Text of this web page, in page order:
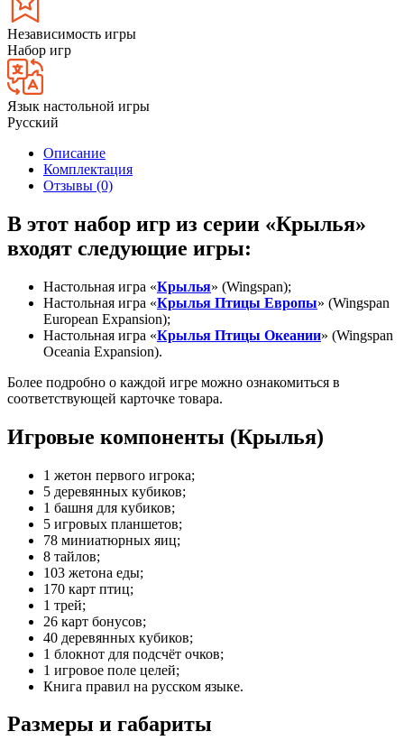
Независимость игры
Набор игр
Язык настольной игры
Русский
Описание
Комплектация
Отзывы (0)
В этот набор игр из серии «Крылья»
входят следующие игры:
Настольная игра «Крылья» (Wingspan);
Настольная игра «Крылья Птицы Европы» (Wingspan
European Expansion);
Настольная игра «Крылья Птицы Океании» (Wingspan
Oceania Expansion).
Более подробно о каждой игре можно ознакомиться в
соответствующей карточке товара.
Игровые компоненты (Крылья)
1 жетон первого игрока;
5 деревянных кубиков;
1 башня для кубиков;
5 игровых планшетов;
78 миниатюрных яиц;
8 тайлов;
103 жетона еды;
170 карт птиц;
1 трей;
26 карт бонусов;
40 деревянных кубиков;
1 блокнот для подсчёт очков;
1 игровое поле целей;
Книга правил на русском языке.
Размеры и габариты